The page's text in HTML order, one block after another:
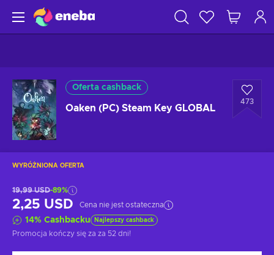
Oferta cashback
Oaken (PC) Steam Key GLOBAL
473
WYRÓŻNIONA OFERTA
19,99 USD-89%
2,25 USD Cena nie jest ostateczna
14% Cashbacku Najlepszy cashback
Promocja kończy się za za 52 dni!